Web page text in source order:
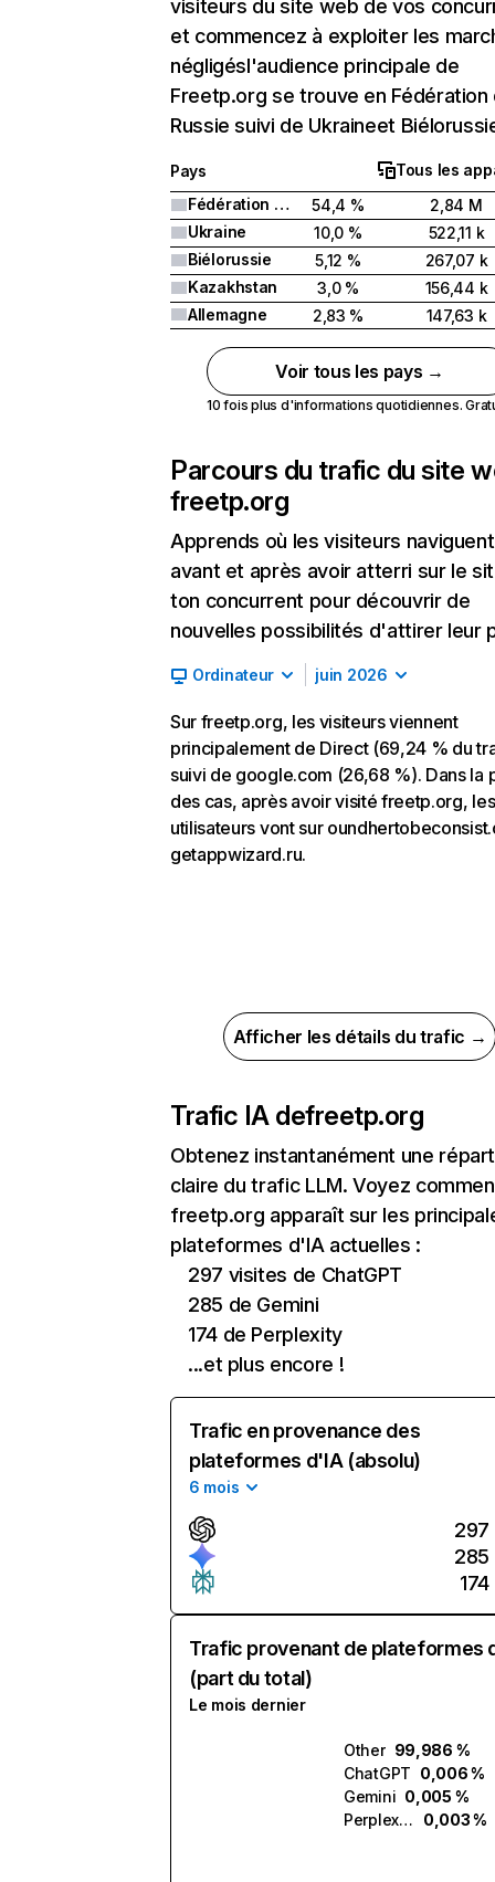
visiteurs du site web de vos
et commencez à exploiter les
négligésl'audience principale de
Freetp.org se trouve en Fédération
Russie suivi de Ukraineet
Pays
Tous les
Fédération de Russie
54,4 %
2,84 M
Ukraine
10,0 %
522,11 k
Biélorussie
5,12 %
267,07 k
Kazakhstan
3,0 %
156,44 k
Allemagne
2,83 % 147,63 k
Voir tous les pays →
10 fois plus d'informations quotidiennes.
Parcours du trafic du site
freetp.org
Apprends où les visiteurs naviguent
avant et après avoir atterri sur le
ton concurrent pour découvrir de
nouvelles possibilités d'attirer leur
Ordinateur juin 2026
Sur freetp.org, les visiteurs viennent
principalement de Direct (69,24 % du
suivi de google.com (26,68 %). Dans la
des cas, après avoir visité freetp.org, les
utilisateurs vont sur
getappwizard.ru.
Afficher les détails du trafic →
Trafic IA defreetp.org
Obtenez instantanément une
claire du trafic LLM. Voyez
freetp.org apparaît sur les
plateformes d'IA actuelles :
297 visites de ChatGPT
285 de Gemini
174 de Perplexity
...et plus encore !
Trafic en provenance des
plateformes d'IA (absolu)
6 mois
297
285
174
Trafic provenant de plateformes
(part du total)
Le mois dernier
Other 99,986 %
ChatGPT 0,006 %
Gemini 0,005 %
Perplexity
0,003 %